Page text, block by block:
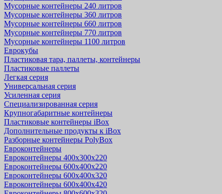
Мусорные контейнеры 240 литров
Мусорные контейнеры 360 литров
Мусорные контейнеры 660 литров
Мусорные контейнеры 770 литров
Мусорные контейнеры 1100 литров
Еврокубы
Пластиковая тара, паллеты, контейнеры
Пластиковые паллеты
Легкая серия
Универсальная серия
Усиленная серия
Специализированная серия
Крупногабаритные контейнеры
Пластиковые контейнеры iBox
Дополнительные продукты к iBox
Разборные контейнеры PolyBox
Евроконтейнеры
Евроконтейнеры 400х300х220
Евроконтейнеры 600х400х220
Евроконтейнеры 600х400х320
Евроконтейнеры 600х400х420